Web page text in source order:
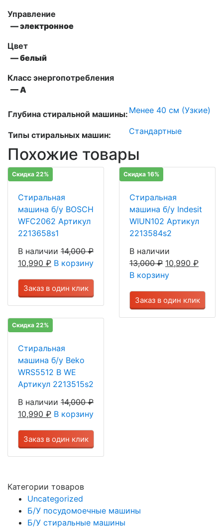
Управление
— электронное
Цвет
— белый
Класс энергопотребления
— A
Глубина стиральной машины: Менее 40 см (Узкие)
Типы стиральных машин: Стандартные
Похожие товары
Скидка 22%
Стиральная
машина б/у BOSCH
WFC2062 Артикул
2213658s1
В наличии 14,000₽
10,990 ₽ В корзину
Заказ в один клик
Скидка 16%
Стиральная
машина б/у Indesit
WIUN102 Артикул
2213584s2
В наличии
13,000₽ 10,990 ₽
В корзину
Заказ в один клик
Скидка 22%
Стиральная
машина б/у Beko
WRS5512 В WE
Артикул 2213515s2
В наличии 14,000₽
10,990 ₽ В корзину
Заказ в один клик
Категории товаров
Uncategorized
Б/У посудомоечные машины
Б/У стиральные машины